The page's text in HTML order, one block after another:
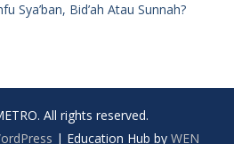
Sya’ban, Bid’ah Atau Sunnah?
All rights reserved.
| Education Hub by WEN